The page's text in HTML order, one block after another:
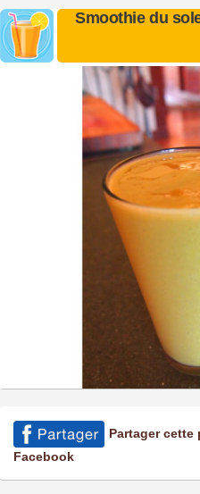
Smoothie du
Partager cette
Facebook